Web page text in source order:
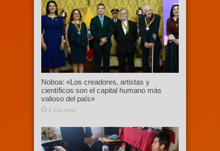
Noboa: «Los creadores, artistas y
científicos son el capital humano más
valioso del país»
2 días atras